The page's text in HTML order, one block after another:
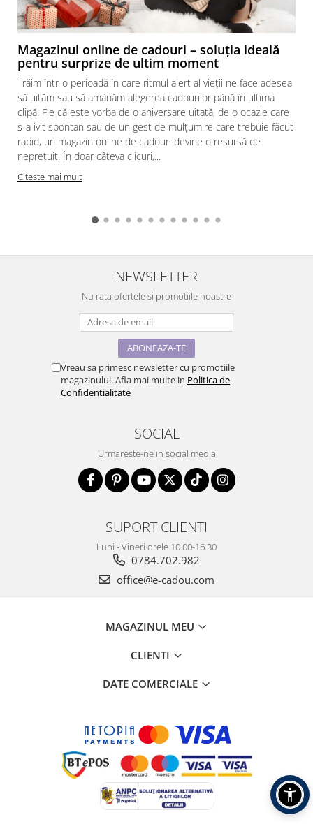
Magazinul online de cadouri – soluția ideală
pentru surprize de ultim moment
Trăim într-o perioadă în care ritmul alert al vieții ne face adesea
să uităm sau să amânăm alegerea cadourilor până în ultima
clipă. Fie că este vorba de o aniversare uitată, de o ocazie care
s-a ivit spontan sau de un gest de mulțumire care trebuie făcut
rapid, un magazin online de cadouri devine o resursă de
neprețuit. În doar câteva clicuri,...
Citeste mai mult
NEWSLETTER
Nu rata ofertele si promotiile noastre
Vreau sa primesc newsletter cu promotiile
magazinului. Afla mai multe in Politica de
Confidentialitate
SOCIAL
Urmareste-ne in social media
SUPORT CLIENTI
Luni - Vineri orele 10.00-16.30
0784.702.982
office@e-cadou.com
MAGAZINUL MEU
CLIENTI
DATE COMERCIALE